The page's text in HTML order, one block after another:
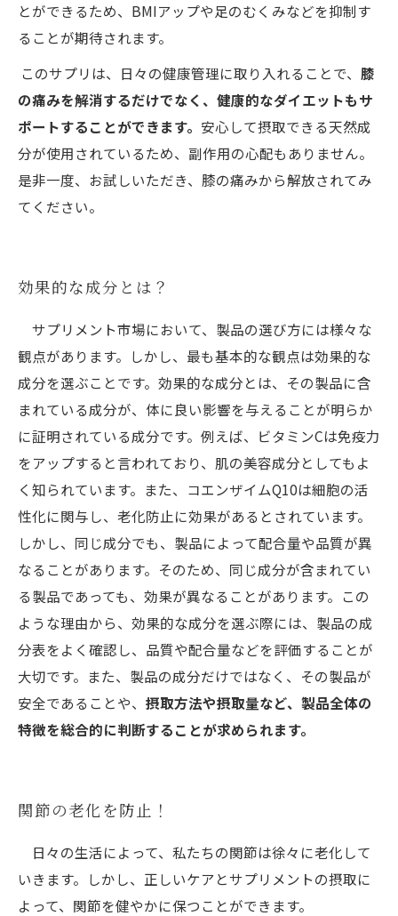
とができるため、BMIアップや足のむくみなどを抑制す
ることが期待されます。
このサプリは、日々の健康管理に取り入れることで、 膝
の痛みを解消するだけでなく、健康的なダイエットもサ
ポートすることができます。 安心して摂取できる天然成
分が使用されているため、副作用の心配もありません。
是非一度、お試しいただき、膝の痛みから解放されてみ
てください。
効果的な成分とは？
サプリメント市場において、製品の選び方には様々な
観点があります。しかし、最も基本的な観点は効果的な
成分を選ぶことです。効果的な成分とは、その製品に含
まれている成分が、体に良い影響を与えることが明らか
に証明されている成分です。例えば、ビタミンCは免疫力
をアップすると言われており、肌の美容成分としてもよ
く知られています。また、コエンザイムQ10は細胞の活
性化に関与し、老化防止に効果があるとされています。
しかし、同じ成分でも、製品によって配合量や品質が異
なることがあります。そのため、同じ成分が含まれてい
る製品であっても、効果が異なることがあります。この
ような理由から、効果的な成分を選ぶ際には、製品の成
分表をよく確認し、品質や配合量などを評価することが
大切です。また、製品の成分だけではなく、その製品が
安全であることや、 摂取方法や摂取量など、製品全体の
特徴を総合的に判断することが求められます。
関節の老化を防止！
日々の生活によって、私たちの関節は徐々に老化して
いきます。しかし、正しいケアとサプリメントの摂取に
よって、関節を健やかに保つことができます。